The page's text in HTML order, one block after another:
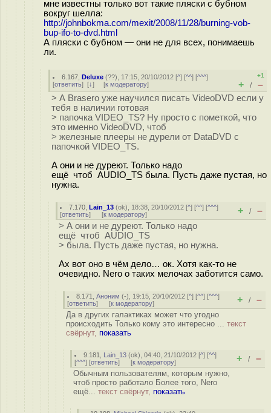
мне известны только вот такие пляски с бубном
вокруг шелла:
http://johnbokma.com/mexit/2008/11/28/burning-vob-
bup-ifo-to-dvd.html
А пляски с бубном — они не для всех, понимаешь
ли.
6.167 ,Deluxe (??), 17:15, 20/10/2012 [^] [^^] [^^^]
[ответить] [↓] [к модератору]
+1
+ / –
> А Brasero уже научился писать VideoDVD если у
тебя в наличии готовая
> папочка VIDEO_TS? Ну просто с пометкой, что
это именно VideoDVD, чтоб
> железные плееры не дурели от DataDVD с
папочкой VIDEO_TS.
А они и не дуреют. Только надо
ещё чтоб AUDIO_TS была. Пусть даже пустая, но
нужна.
7.170 ,Lain_13 (ok), 18:38, 20/10/2012 [^] [^^] [^^^]
[ответить] [к модератору] + / –
> А они и не дуреют. Только надо
ещё чтоб AUDIO_TS
> была. Пусть даже пустая, но нужна.
Ах вот оно в чём дело… ок. Хотя как-то не
очевидно. Nero о таких мелочах заботится само.
8.171 ,Аноним (-), 19:15, 20/10/2012 [^] [^^] [^^^]
[ответить] [к модератору] + / –
Да в других галактиках может что угодно
происходить Только кому это интересно ... текст
свёрнут, показать
9.181 Lain_13 (ok), 04:40, 21/10/2012 [^] [^^]
[^^^] [ответить] [к модератору] + / –
Обычным пользователям, которым нужно,
чтоб просто работало Более того, Nero
ещё... текст свёрнут, показать